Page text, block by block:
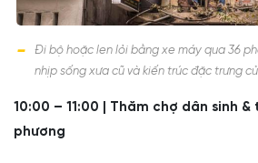
Đi bộ hoặc len lỏi bằng xe máy qua 36
nhịp sống xưa cũ và kiến trúc đặc trưng
10:00 – 11:00 | Thăm chợ dân sinh
phương